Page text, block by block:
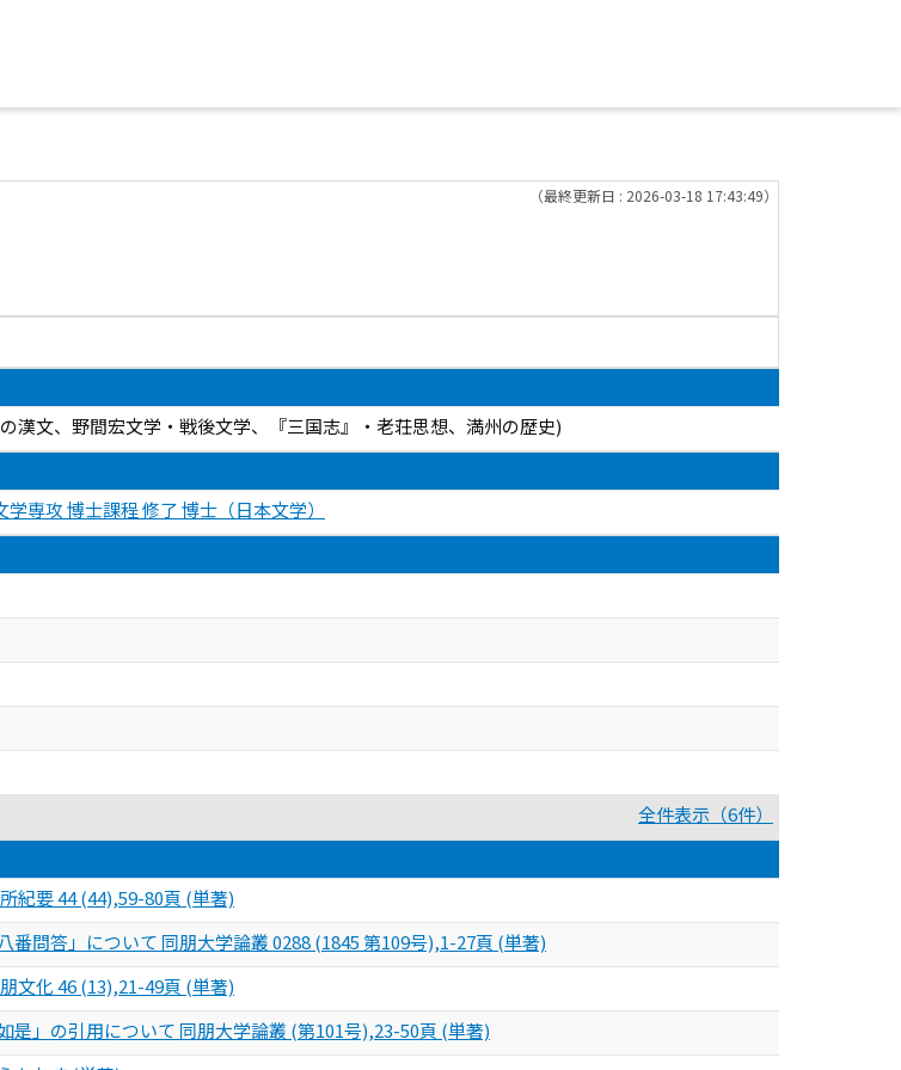
（最終更新日 : 2026-03-18 17:43:49）
漢文、野間宏文学・戦後文学、『三国志』・老荘思想、満州の歴史)
専攻 博士課程 修了 博士（日本文学）
全件表示（6件）
紀要 44 (44),59-80頁 (単著)
番問答」について 同朋大学論叢 0288 (1845 第109号),1-27頁 (単著)
文化 46 (13),21-49頁 (単著)
是」の引用について 同朋大学論叢 (第101号),23-50頁 (単著)